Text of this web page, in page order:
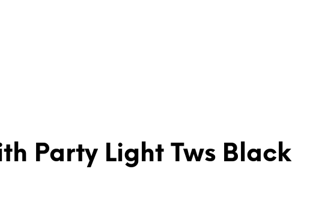
Party Light Tws Black